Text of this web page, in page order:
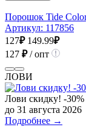
Порошок Tide
Артикул: 117856
127₽ 149.99₽
127 ₽/ опт
ЛОВИ
Лови скидку! -30%
до 31 августа 2026
Подробнее →